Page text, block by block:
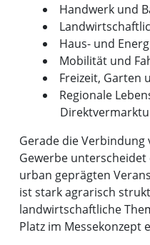
Handwerk und
Haus- und
Mobilität und
Freizeit, Garten
Regionale
Gerade die
Gewerbe unterscheidet
urban geprägten
ist stark agrarisch
landwirtschaftliche
Platz im Messekonzept